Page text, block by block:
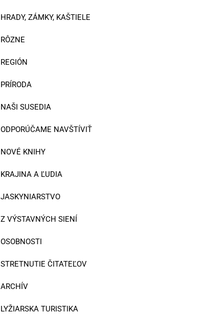
HRADY, ZÁMKY, KAŠTIELE
RÔZNE
REGIÓN
PRÍRODA
NAŠI SUSEDIA
ODPORÚČAME NAVŠTÍVIŤ
NOVÉ KNIHY
KRAJINA A ĽUDIA
JASKYNIARSTVO
Z VÝSTAVNÝCH SIENÍ
OSOBNOSTI
STRETNUTIE ČITATEĽOV
ARCHÍV
LYŽIARSKA TURISTIKA